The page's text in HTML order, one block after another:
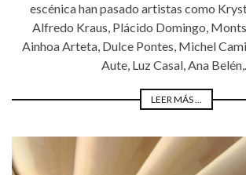
escénica han pasado artistas como
Alfredo Kraus, Plácido Domingo,
Ainhoa Arteta, Dulce Pontes, Michel
Aute, Luz Casal, Ana
LEER MÁS ...